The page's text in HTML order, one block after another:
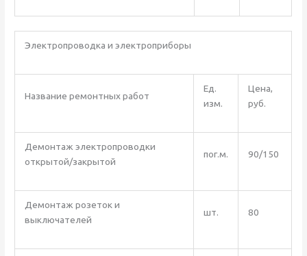
Электропроводка и электроприборы
Название ремонтных работ
Ед.
изм.
Цена,
руб.
Демонтаж электропроводки
открытой/закрытой
пог.м. 90/150
Демонтаж розеток и
выключателей
шт. 80